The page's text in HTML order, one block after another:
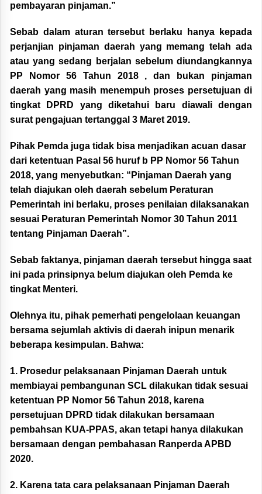
pembayaran pinjaman.”
Sebab dalam aturan tersebut berlaku hanya kepada
perjanjian pinjaman daerah yang memang telah ada
atau yang sedang berjalan sebelum diundangkannya
PP Nomor 56 Tahun 2018 , dan bukan pinjaman
daerah yang masih menempuh proses persetujuan di
tingkat DPRD yang diketahui baru diawali dengan
surat pengajuan tertanggal 3 Maret 2019.
Pihak Pemda juga tidak bisa menjadikan acuan dasar
dari ketentuan Pasal 56 huruf b PP Nomor 56 Tahun
2018, yang menyebutkan: “Pinjaman Daerah yang
telah diajukan oleh daerah sebelum Peraturan
Pemerintah ini berlaku, proses penilaian dilaksanakan
sesuai Peraturan Pemerintah Nomor 30 Tahun 2011
tentang Pinjaman Daerah”.
Sebab faktanya, pinjaman daerah tersebut hingga saat
ini pada prinsipnya belum diajukan oleh Pemda ke
tingkat Menteri.
Olehnya itu, pihak pemerhati pengelolaan keuangan
bersama sejumlah aktivis di daerah inipun menarik
beberapa kesimpulan. Bahwa:
1. Prosedur pelaksanaan Pinjaman Daerah untuk
membiayai pembangunan SCL dilakukan tidak sesuai
ketentuan PP Nomor 56 Tahun 2018, karena
persetujuan DPRD tidak dilakukan bersamaan
pembahsan KUA-PPAS, akan tetapi hanya dilakukan
bersamaan dengan pembahasan Ranperda APBD
2020.
2. Karena tata cara pelaksanaan Pinjaman Daerah